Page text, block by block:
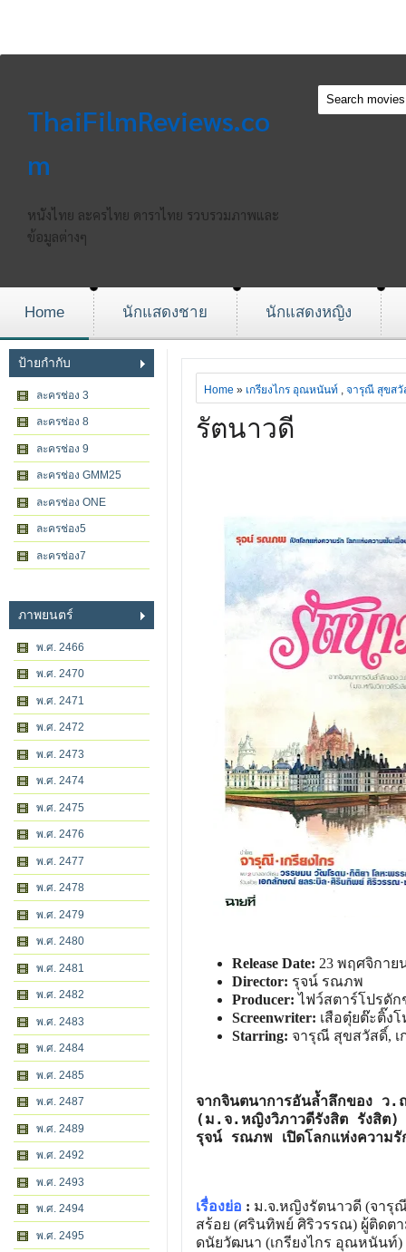
ThaiFilmReviews.co
m
หนังไทย ละครไทย ดาราไทย รวบรวมภาพและ
ข้อมูลต่างๆ
Home นักแสดงชาย นักแสดงหญิง
ป้ายกำกับ
ละครช่อง 3
ละครช่อง 8
ละครช่อง 9
ละครช่อง GMM25
ละครช่อง ONE
ละครช่อง5
ละครช่อง7
ภาพยนตร์
พ.ศ. 2466
พ.ศ. 2470
พ.ศ. 2471
พ.ศ. 2472
พ.ศ. 2473
พ.ศ. 2474
พ.ศ. 2475
พ.ศ. 2476
พ.ศ. 2477
พ.ศ. 2478
พ.ศ. 2479
พ.ศ. 2480
พ.ศ. 2481
พ.ศ. 2482
พ.ศ. 2483
พ.ศ. 2484
พ.ศ. 2485
พ.ศ. 2487
พ.ศ. 2489
พ.ศ. 2492
พ.ศ. 2493
พ.ศ. 2494
พ.ศ. 2495
Home » เกรียงไกร อุณหนันท์ , จารุณี สุขสวั
รัตนาวดี
Release Date: 23 พฤศจิกาย
Director: รุจน์ รณภพ
Producer: ไฟว์สตาร์โปรดั
Screenwriter: เสือตุ๋ยต๊ะติ๊ง
Starring: จารุณี สุขสวัสดิ์,
จากจินตนาการอันล้ำลึกของ ว
(ม.จ.หญิงวิภาวดีรังสิต รังสิต)
รุจน์ รณภพ เปิดโลกแห่งความรั
เรื่องย่อ : ม.จ.หญิงรัตนาวดี (จารุ
สร้อย (ศรินทิพย์ ศิริวรรณ) ผู้ติดต
ดนัยวัฒนา (เกรียงไกร อุณหนันท์